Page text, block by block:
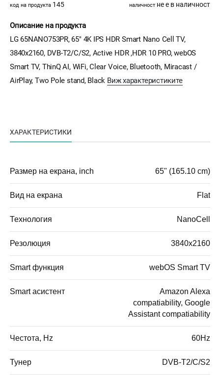
код на продукта 145 наличност не е в наличност
Описание на продукта
LG 65NANO753PR, 65" 4K IPS HDR Smart Nano Cell TV,
3840x2160, DVB-T2/C/S2, Active HDR ,HDR 10 PRO, webOS
Smart TV, ThinQ AI, WiFi, Clear Voice, Bluetooth, Miracast /
AirPlay, Two Pole stand, Black Виж характеристиките
ХАРАКТЕРИСТИКИ
Размер на екрана, inch 65" (165.10 cm)
Вид на екрана Flat
Технология NanoCell
Резолюция 3840x2160
Smart функция webOS Smart TV
Smart асистент
Amazon Alexa
compatiability, Google
Assistant compatiability
Честота, Hz 60Hz
Тунер DVB-T2/C/S2